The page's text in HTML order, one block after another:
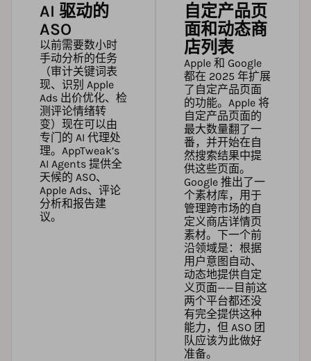
AI 驱动的
ASO
以前需要数小时
手动分析的任务
（审计关键词表
现、识别 Apple
Ads 出价优化、检
测评论情绪转
变）现在可以由
专门的 AI 代理处
理。 AppTweak’s
AI Agents 提供全
天候的 ASO、
Apple Ads、评论
分析和报告建
议。
自定产品页
面和动态商
店列表
Apple 和 Google
都在 2025 年扩展
了自定产品页面
的功能。Apple 将
自定产品页面的
最大数量翻了一
番，并开始在自
然搜索结果中提
供这些页面。
Google 推出了一
个素材库，用于
管理跨市场的自
定义商店详情页
素材。下一个前
沿领域是：根据
用户意图自动、
动态地提供自定
义页面——目前这
两个平台都还没
有完全提供这种
能力，但 ASO 团
队应该为此做好
准备。